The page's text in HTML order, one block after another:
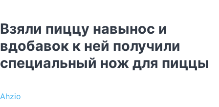
Взяли пиццу навынос и
вдобавок к ней получили
специальный нож для пиццы
Ahzio